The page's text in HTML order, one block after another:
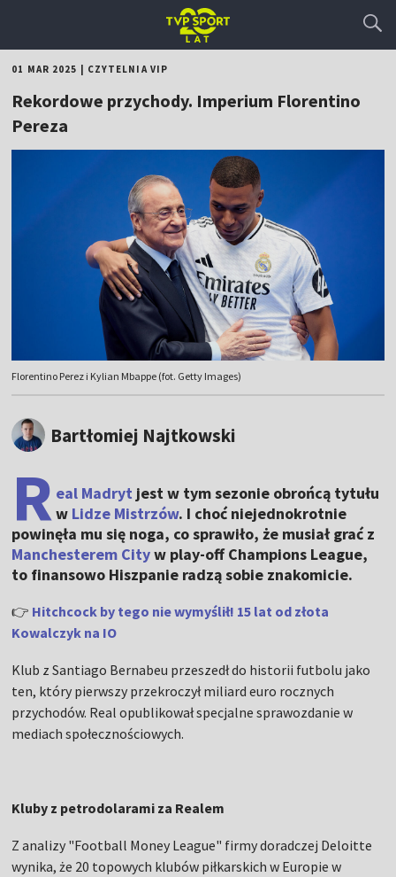
01 MAR 2025 CZYTELNIA VIP
Rekordowe przychody. Imperium Florentino
Pereza
Florentino Perez i Kylian Mbappe (fot. Getty Images)
Bartłomiej Najtkowski
R eal Madryt jest w tym sezonie obrońcą tytułu
w Lidze Mistrzów. I choć niejednokrotnie
powinęła mu się noga, co sprawiło, że musiał grać z
Manchesterem Cityw play-off Champions League,
to finansowo Hiszpanie radzą sobie znakomicie.
👉 Hitchcock by tego nie wymyślił! 15 lat od złota
Kowalczyk na IO
Klub z Santiago Bernabeu przeszedł do historii futbolu jako
ten, który pierwszy przekroczył miliard euro rocznych
przychodów. Real opublikował specjalne sprawozdanie w
mediach społecznościowych.
Kluby z petrodolarami za Realem
Z analizy "Football Money League" firmy doradczej Deloitte
wynika, że 20 topowych klubów piłkarskich w Europie w